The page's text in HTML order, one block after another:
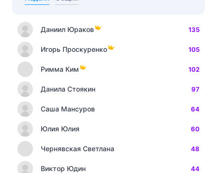
Даниил Юраков 135
Игорь Проскуренко 105
Римма Ким 102
Данила Стоякин 97
Саша Мансуров 64
Юлия Юлия 60
Чернявская Светлана 48
Виктор Юдин 44